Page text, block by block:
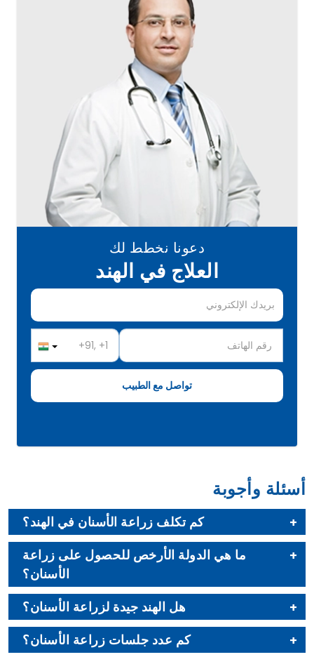
دعونا نخطط لك
العلاج في الهند
أسئلة وأجوبة
كم تكلف زراعة الأسنان في الهند؟
ما هي الدولة الأرخص للحصول على زراعة
الأسنان؟
هل الهند جيدة لزراعة الأسنان؟
كم عدد جلسات زراعة الأسنان؟